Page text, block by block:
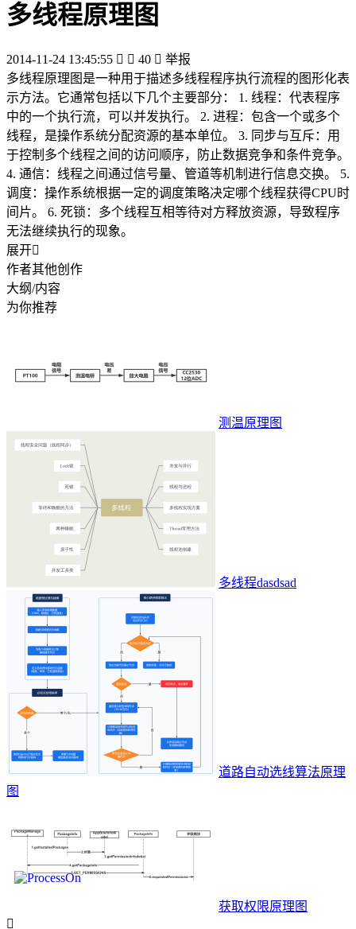
多线程原理图
2014-11-24 13:45:55   40  举报
多线程原理图是一种用于描述多线程程序执行流程的图形化表
示方法。它通常包括以下几个主要部分： 1. 线程：代表程序
中的一个执行流，可以并发执行。 2. 进程：包含一个或多个
线程，是操作系统分配资源的基本单位。 3. 同步与互斥：用
于控制多个线程之间的访问顺序，防止数据竞争和条件竞争。
4. 通信：线程之间通过信号量、管道等机制进行信息交换。 5.
调度：操作系统根据一定的调度策略决定哪个线程获得CPU时
间片。 6. 死锁：多个线程互相等待对方释放资源，导致程序
无法继续执行的现象。
展开
作者其他创作
大纲/内容
为你推荐
测温原理图
多线程dasdsad
道路自动选线算法原理
图
获取权限原理图
